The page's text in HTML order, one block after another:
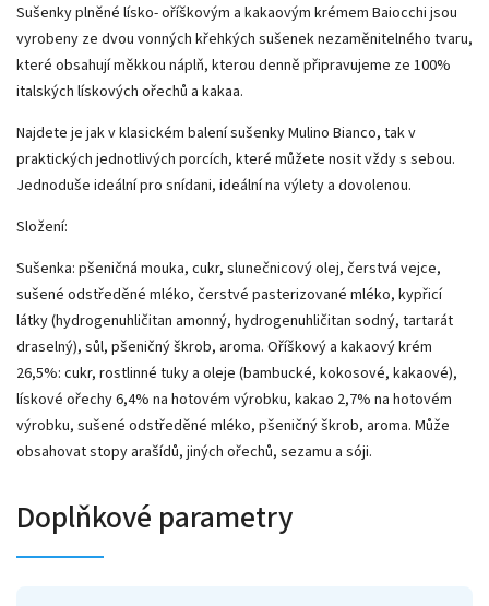
Sušenky plněné lísko- oříškovým a kakaovým krémem Baiocchi jsou
vyrobeny ze dvou vonných křehkých sušenek nezaměnitelného tvaru,
které obsahují měkkou náplň, kterou denně připravujeme ze 100%
italských lískových ořechů a kakaa.
Najdete je jak v klasickém balení sušenky Mulino Bianco, tak v
praktických jednotlivých porcích, které můžete nosit vždy s sebou.
Jednoduše ideální pro snídani, ideální na výlety a dovolenou.
Složení:
Sušenka: pšeničná mouka, cukr, slunečnicový olej, čerstvá vejce,
sušené odstředěné mléko, čerstvé pasterizované mléko, kypřicí
látky (hydrogenuhličitan amonný, hydrogenuhličitan sodný, tartarát
draselný), sůl, pšeničný škrob, aroma. Oříškový a kakaový krém
26,5%: cukr, rostlinné tuky a oleje (bambucké, kokosové, kakaové),
lískové ořechy 6,4% na hotovém výrobku, kakao 2,7% na hotovém
výrobku, sušené odstředěné mléko, pšeničný škrob, aroma. Může
obsahovat stopy arašídů, jiných ořechů, sezamu a sóji.
Doplňkové parametry